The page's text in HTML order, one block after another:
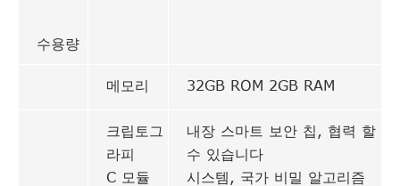
수용량
메모리 32GB ROM 2GB RAM
크립토그
라피
C 모듈
내장 스마트 보안 칩, 협력 할
수 있습니다
시스템, 국가 비밀 알고리즘